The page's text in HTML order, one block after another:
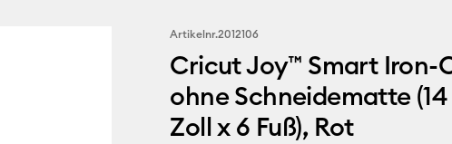
Artikelnr.2012106
Cricut Joy™ Smart Iron-
ohne Schneidematte (14
Zoll x 6 Fuß), Rot